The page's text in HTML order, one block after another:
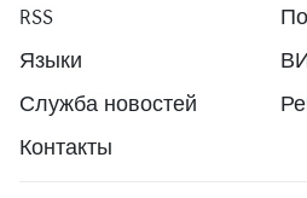
RSS
Языки
Служба новостей
Контакты